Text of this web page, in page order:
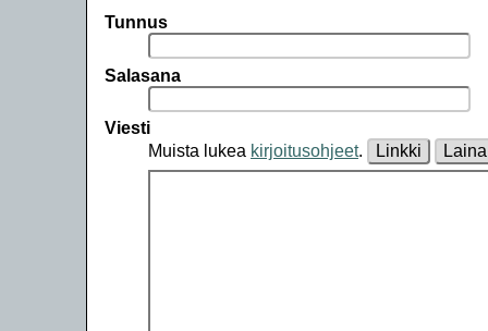
Tunnus
Salasana
Viesti
Muista lukea kirjoitusohjeet. Linkki